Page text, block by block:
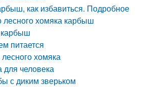
как избавиться. Подробное
лесного хомяка карбыш
карбыш
питается
хомяка
для человека
с диким зверьком